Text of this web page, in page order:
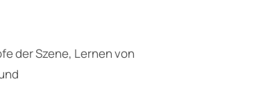
der Szene, Lernen von